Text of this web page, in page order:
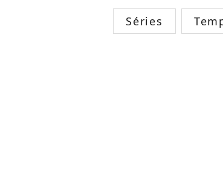
Séries